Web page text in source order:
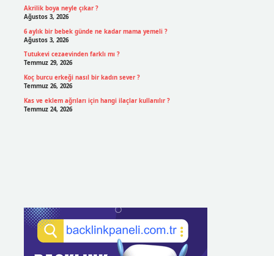
Akrilik boya neyle çıkar ?
Ağustos 3, 2026
6 aylık bir bebek günde ne kadar mama yemeli ?
Ağustos 3, 2026
Tutukevi cezaevinden farklı mı ?
Temmuz 29, 2026
Koç burcu erkeği nasıl bir kadın sever ?
Temmuz 26, 2026
Kas ve eklem ağrıları için hangi ilaçlar kullanılır ?
Temmuz 24, 2026